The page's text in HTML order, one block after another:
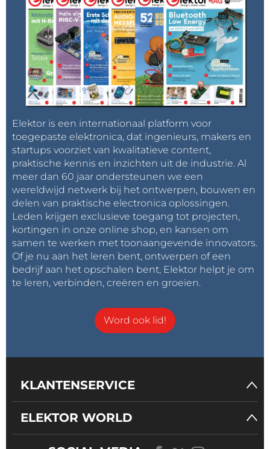
Elektor is een internationaal platform voor
toegepaste elektronica, dat ingenieurs, makers en
startups voorziet van kwalitatieve content,
praktische kennis en inzichten uit de industrie. Al
meer dan 60 jaar ondersteunen we een
wereldwijd netwerk bij het ontwerpen, bouwen en
delen van praktische electronica oplossingen.
Leden krijgen exclusieve toegang tot projecten,
kortingen in onze online shop, en kansen om
samen te werken met toonaangevende innovators.
Of je nu aan het leren bent, ontwerpen of een
bedrijf aan het opschalen bent, Elektor helpt je om
te leren, verbinden, creëren en groeien.
Word ook lid!
KLANTENSERVICE
ELEKTOR WORLD